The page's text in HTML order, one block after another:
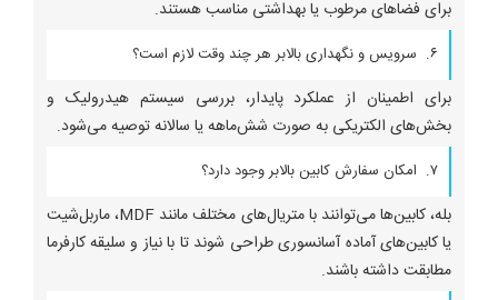
برای فضاهای مرطوب یا بهداشتی مناسب هستند.
۶. سرویس و نگهداری بالابر هر چند وقت لازم است؟
برای اطمینان از عملکرد پایدار، بررسی سیستم هیدرولیک و
بخش‌های الکتریکی به صورت شش‌ماهه یا سالانه توصیه می‌شود.
۷. امکان سفارش کابین بالابر وجود دارد؟
بله، کابین‌ها می‌توانند با متریال‌های مختلف مانند MDF، ماربل‌شیت
یا کابین‌های آماده آسانسوری طراحی شوند تا با نیاز و سلیقه کارفرما
مطابقت داشته باشند.